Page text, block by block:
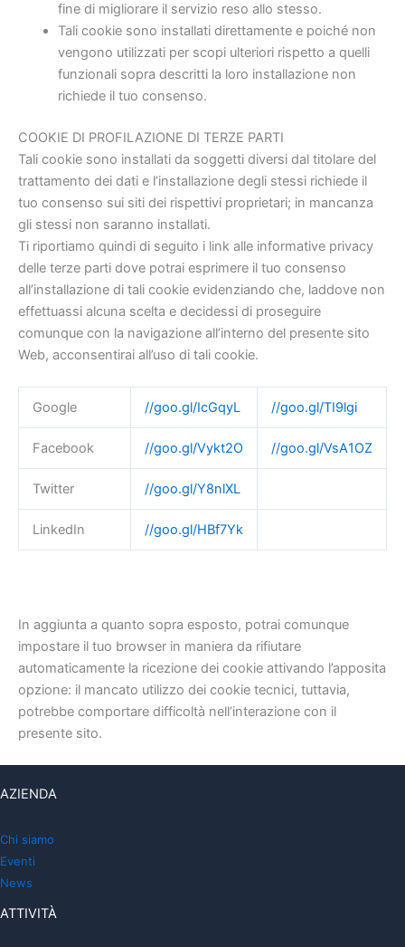
fine di migliorare il servizio reso allo stesso.
Tali cookie sono installati direttamente e poiché non
vengono utilizzati per scopi ulteriori rispetto a quelli
funzionali sopra descritti la loro installazione non
richiede il tuo consenso.
COOKIE DI PROFILAZIONE DI TERZE PARTI
Tali cookie sono installati da soggetti diversi dal titolare del
trattamento dei dati e l’installazione degli stessi richiede il
tuo consenso sui siti dei rispettivi proprietari; in mancanza
gli stessi non saranno installati.
Ti riportiamo quindi di seguito i link alle informative privacy
delle terze parti dove potrai esprimere il tuo consenso
all’installazione di tali cookie evidenziando che, laddove non
effettuassi alcuna scelta e decidessi di proseguire
comunque con la navigazione all’interno del presente sito
Web, acconsentirai all’uso di tali cookie.
Google //goo.gl/IcGqyL //goo.gl/TI9lgi
Facebook //goo.gl/Vykt2O //goo.gl/VsA1OZ
Twitter //goo.gl/Y8nlXL
LinkedIn //goo.gl/HBf7Yk
In aggiunta a quanto sopra esposto, potrai comunque
impostare il tuo browser in maniera da rifiutare
automaticamente la ricezione dei cookie attivando l’apposita
opzione: il mancato utilizzo dei cookie tecnici, tuttavia,
potrebbe comportare difficoltà nell’interazione con il
presente sito.
AZIENDA
Chi siamo
Eventi
News
ATTIVITÀ